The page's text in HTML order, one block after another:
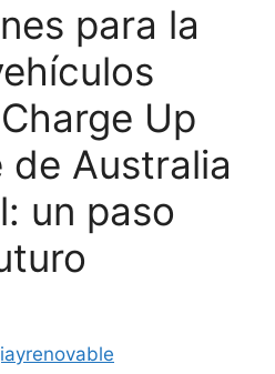
para la
Up
de Australia
un paso